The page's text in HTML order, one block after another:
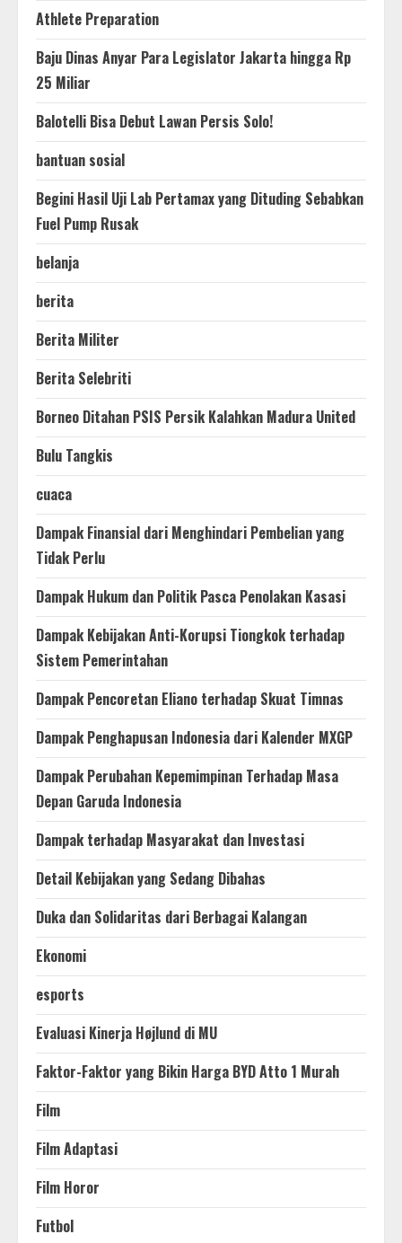
Athlete Preparation
Baju Dinas Anyar Para Legislator Jakarta hingga Rp
25 Miliar
Balotelli Bisa Debut Lawan Persis Solo!
bantuan sosial
Begini Hasil Uji Lab Pertamax yang Dituding Sebabkan
Fuel Pump Rusak
belanja
berita
Berita Militer
Berita Selebriti
Borneo Ditahan PSIS Persik Kalahkan Madura United
Bulu Tangkis
cuaca
Dampak Finansial dari Menghindari Pembelian yang
Tidak Perlu
Dampak Hukum dan Politik Pasca Penolakan Kasasi
Dampak Kebijakan Anti-Korupsi Tiongkok terhadap
Sistem Pemerintahan
Dampak Pencoretan Eliano terhadap Skuat Timnas
Dampak Penghapusan Indonesia dari Kalender MXGP
Dampak Perubahan Kepemimpinan Terhadap Masa
Depan Garuda Indonesia
Dampak terhadap Masyarakat dan Investasi
Detail Kebijakan yang Sedang Dibahas
Duka dan Solidaritas dari Berbagai Kalangan
Ekonomi
esports
Evaluasi Kinerja Højlund di MU
Faktor-Faktor yang Bikin Harga BYD Atto 1 Murah
Film
Film Adaptasi
Film Horor
Futbol